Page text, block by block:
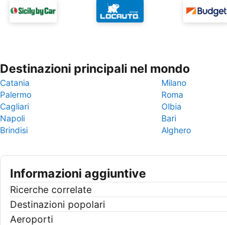
Destinazioni principali nel mondo
Catania
Milano
Palermo
Roma
Cagliari
Olbia
Napoli
Bari
Brindisi
Alghero
Informazioni aggiuntive
Ricerche correlate
Destinazioni popolari
Aeroporti